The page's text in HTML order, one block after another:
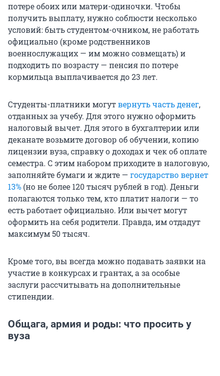
потере обоих или матери-одиночки. Чтобы
получить выплату, нужно соблюсти несколько
условий: быть студентом-очником, не работать
официально (кроме родственников
военнослужащих — им можно совмещать) и
подходить по возрасту — пенсия по потере
кормильца выплачивается до 23 лет.
Студенты-платники могутвернуть часть денег,
отданных за учебу. Для этого нужно оформить
налоговый вычет. Для этого в бухгалтерии или
деканате возьмите договор об обучении, копию
лицензии вуза, справку о доходах и чек об оплате
семестра. С этим набором приходите в налоговую,
заполняйте бумаги и ждите — государство вернет
13% (но не более 120 тысяч рублей в год). Деньги
полагаются только тем, кто платит налоги — то
есть работает официально. Или вычет могут
оформить на себя родители. Правда, им отдадут
максимум 50 тысяч.
Кроме того, вы всегда можно подавать заявки на
участие в конкурсах и грантах, а за особые
заслуги рассчитывать на дополнительные
стипендии.
Общага, армия и роды: что просить у
вуза